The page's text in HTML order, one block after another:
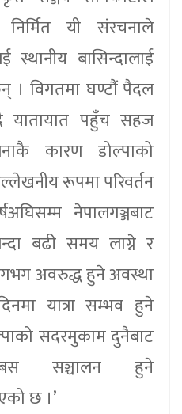
निर्मित यी संरचनाले
स्थानीय बासिन्दालाई
। विगतमा घण्टौं पैदल
यातायात पहुँच सहज
कारण डोल्पाको
रूपमा परिवर्तन
नेपालगञ्जबाट
बढी समय लाग्ने र
अवरुद्ध हुने अवस्था
यात्रा सम्भव हुने
सदरमुकाम दुनैबाट
सञ्चालन हुने
छ ।’